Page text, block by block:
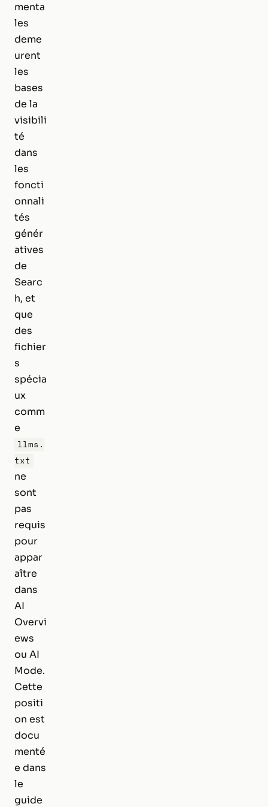
menta
les
deme
urent
les
bases
de la
visibili
té
dans
les
foncti
onnali
tés
génér
atives
de
Searc
h, et
que
des
fichier
s
spécia
ux
comm
e
llms.
txt
ne
sont
pas
requis
pour
appar
aître
dans
AI
Overvi
ews
ou AI
Mode.
Cette
positi
on est
docu
menté
e dans
le
guide